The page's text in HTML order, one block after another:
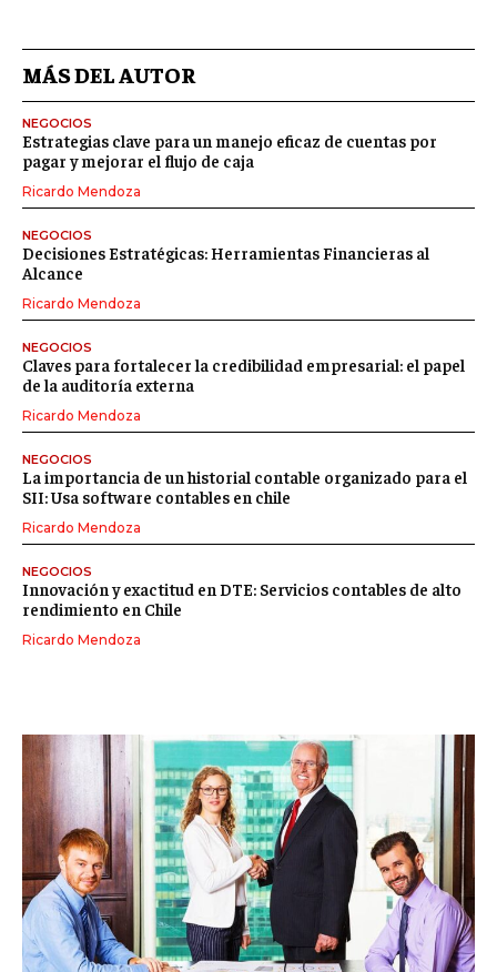
MÁS DEL AUTOR
NEGOCIOS
Estrategias clave para un manejo eficaz de cuentas por
pagar y mejorar el flujo de caja
Ricardo Mendoza
NEGOCIOS
Decisiones Estratégicas: Herramientas Financieras al
Alcance
Ricardo Mendoza
NEGOCIOS
Claves para fortalecer la credibilidad empresarial: el papel
de la auditoría externa
Ricardo Mendoza
NEGOCIOS
La importancia de un historial contable organizado para el
SII: Usa software contables en chile
Ricardo Mendoza
NEGOCIOS
Innovación y exactitud en DTE: Servicios contables de alto
rendimiento en Chile
Ricardo Mendoza